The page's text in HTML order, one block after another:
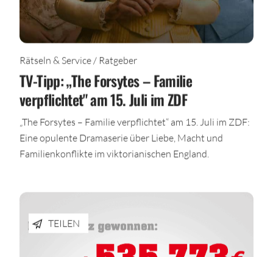
Rätseln & Service / Ratgeber
TV-Tipp: „The Forsytes – Familie
verpflichtet" am 15. Juli im ZDF
„The Forsytes – Familie verpflichtet“ am 15. Juli im ZDF:
Eine opulente Dramaserie über Liebe, Macht und
Familienkonflikte im viktorianischen England.
TEILEN